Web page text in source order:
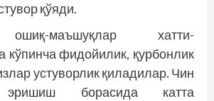
қўяди.
маъшуқлар хатти-
кўпинча фидойилик, қурбонлик
устуворлик қиладилар. Чин
эришиш борасида катта